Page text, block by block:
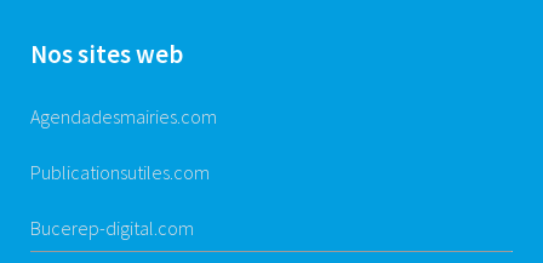
Nos sites web
Agendadesmairies.com
Publicationsutiles.com
Bucerep-digital.com